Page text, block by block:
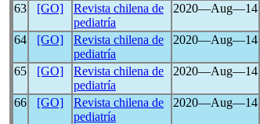
63
[GO]
Revista chilena de
pediatría
2020―Aug―14
64
[GO]
Revista chilena de
pediatría
2020―Aug―14
65 [GO]
Revista chilena de
pediatría
2020―Aug―14
66 [GO]
Revista chilena de
pediatría
2020―Aug―14